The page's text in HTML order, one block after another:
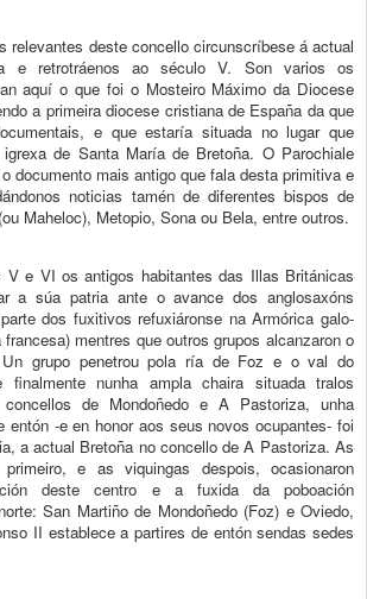
relevantes deste concello circunscríbese á actual
e retrotráenos ao século V. Son varios os
aquí o que foi o Mosteiro Máximo da Diocese
a primeira diocese cristiana de España da que
e que estaría situada no lugar que
de Santa María de Bretoña. O Parochiale
documento mais antigo que fala desta primitiva e
noticias tamén de diferentes bispos de
Maheloc), Metopio, Sona ou Bela, entre outros.
V e VI os antigos habitantes das Illas Británicas
a súa patria ante o avance dos anglosaxóns
dos fuxitivos refuxiáronse na Armórica galo-
francesa) mentres que outros grupos alcanzaron o
Un grupo penetrou pola ría de Foz e o val do
finalmente nunha ampla chaira situada tralos
de Mondoñedo e A Pastoriza, unha
entón -e en honor aos seus novos ocupantes- foi
a actual Bretoña no concello de A Pastoriza. As
e as viquingas despois, ocasionaron
deste centro e a fuxida da poboación
San Martiño de Mondoñedo (Foz) e Oviedo,
II establece a partires de entón sendas sedes